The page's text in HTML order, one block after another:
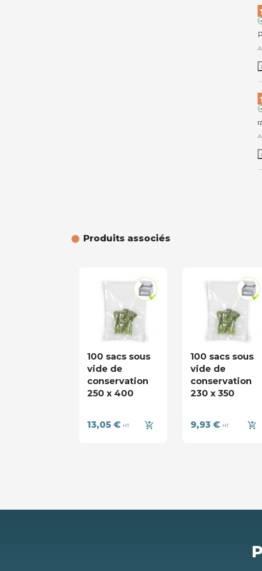
Produits associés
100 sacs sous
vide de
conservation
250 x 400
13,05 € HT add_shopping_cart
100 sacs sous
vide de
conservation
230 x 350
9,93 € HT add_shopping_cart